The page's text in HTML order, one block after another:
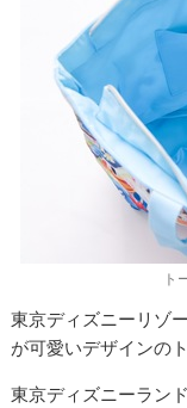
ト
東京ディズニーリゾ
が可愛いデザインの
東京ディズニーラン